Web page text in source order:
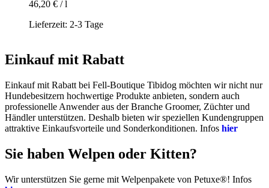
46,20 € /l
Lieferzeit: 2-3 Tage
Einkauf mit Rabatt
Einkauf mit Rabatt bei Fell-Boutique Tibidog möchten wir nicht nur
Hundebesitzern hochwertige Produkte anbieten, sondern auch
professionelle Anwender aus der Branche Groomer, Züchter und
Händler unterstützen. Deshalb bieten wir speziellen Kundengruppen
attraktive Einkaufsvorteile und Sonderkonditionen. Infos hier
Sie haben Welpen oder Kitten?
Wir unterstützen Sie gerne mit Welpenpakete von Petuxe®! Infos